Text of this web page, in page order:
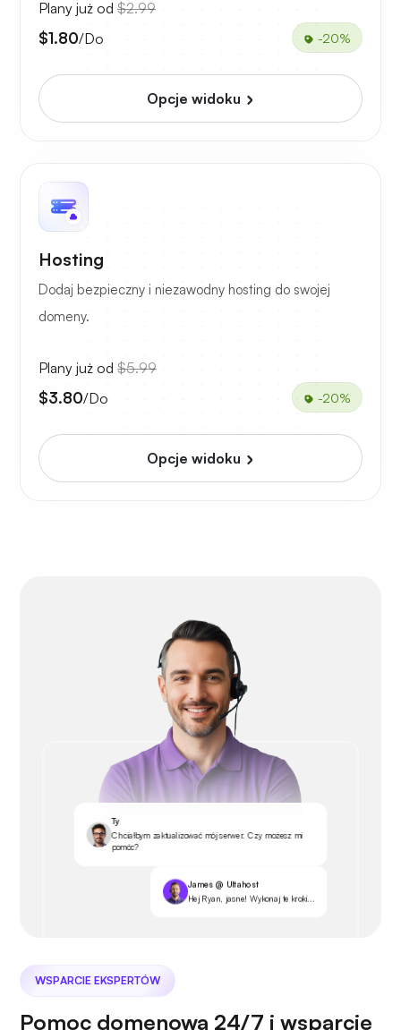
Plany już od $2.99
$1.80/Do -20%
Opcje widoku
Hosting
Dodaj bezpieczny i niezawodny hosting do swojej
domeny.
Plany już od $5.99
$3.80/Do -20%
Opcje widoku
Ty
Chciałbym zaktualizować mój serwer. Czy możesz mi
pomóc?
James @ Ultahost
Hej Ryan, jasne! Wykonaj te kroki...
WSPARCIE EKSPERTÓW
Pomoc domenowa 24/7 i wsparcie